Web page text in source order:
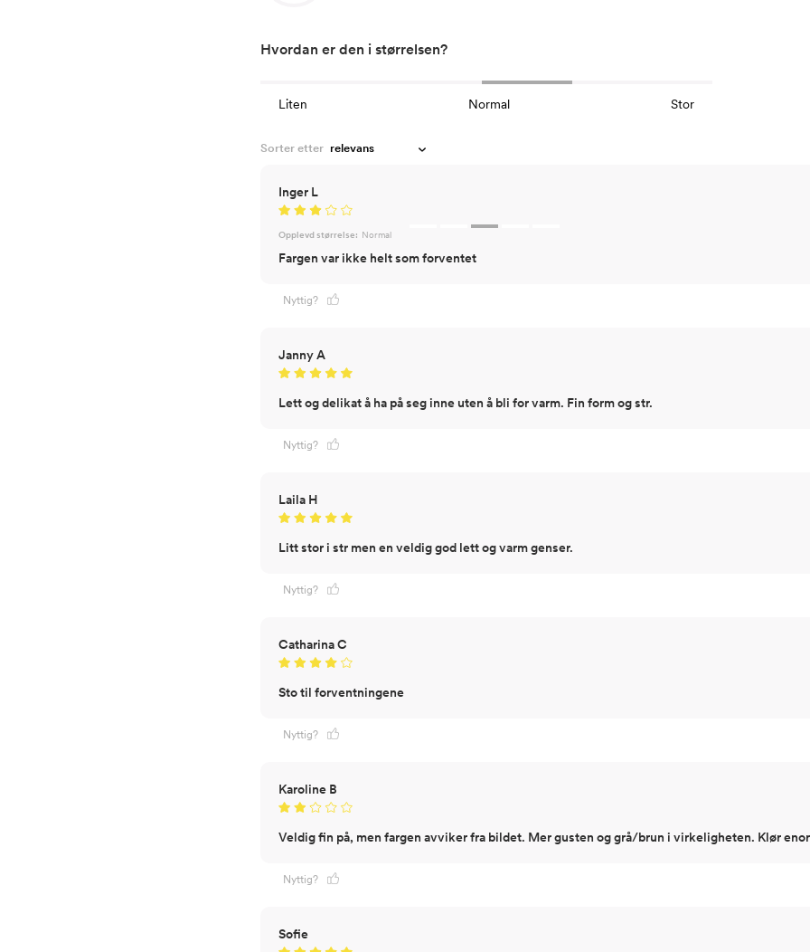
Hvordan er den i størrelsen?
Liten Normal Stor
Sorter etter
Inger L
Opplevd størrelse: Normal
Fargen var ikke helt som forventet
Nyttig?
Janny A
Lett og delikat å ha på seg inne uten å bli for varm. Fin form og str.
Nyttig?
Laila H
Litt stor i str men en veldig god lett og varm genser.
Nyttig?
Catharina C
Sto til forventningene
Nyttig?
Karoline B
Veldig fin på, men fargen avviker fra bildet. Mer gusten og grå/brun i virkeligheten. Klør
Nyttig?
Sofie